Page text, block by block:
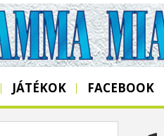
JÁTÉKOK FACEBOOK